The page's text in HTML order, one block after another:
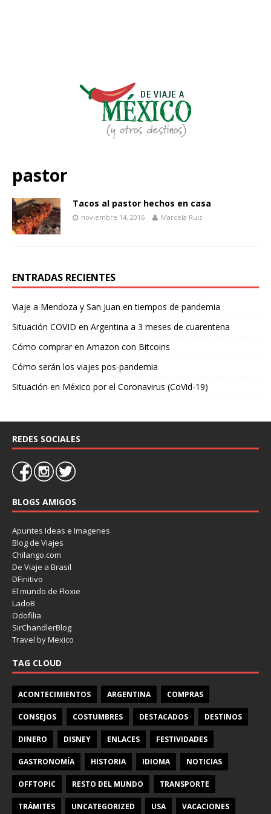
pastor
Tacos al pastor hechos en casa
noviembre 14, 2016 Marcela Ruiz
ENTRADAS RECIENTES
Viaje a Mendoza y San Juan en tiempos de pandemia
Situación COVID en Argentina a 3 meses de cuarentena
Cómo comprar en Amazon con Bitcoins
Cómo serán los viajes pos-pandemia
Situación en México por el Coronavirus (CoVid-19)
REDES SOCIALES
BLOGS AMIGOS
Apuntes Ideas e Imagenes
Blog de Viajes
Chilango.com
De Viaje a Brasil
DFinitivo
El mundo de Floxie
LadoB
Odofilia
SirChandlerBlog
Travel by Mexico
TAG CLOUD
ACONTECIMIENTOS ARGENTINA COMPRAS
CONSEJOS COSTUMBRES DESTACADOS DESTINOS
DINERO DISNEY ENLACES FESTIVIDADES
GASTRONOMÍA HISTORIA IDIOMA NOTICIAS
OFFTOPIC RESTO DEL MUNDO TRANSPORTE
TRÁMITES UNCATEGORIZED USA VACACIONES